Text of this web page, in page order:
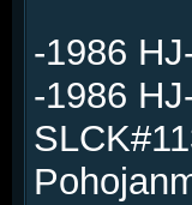
-1986
-1986